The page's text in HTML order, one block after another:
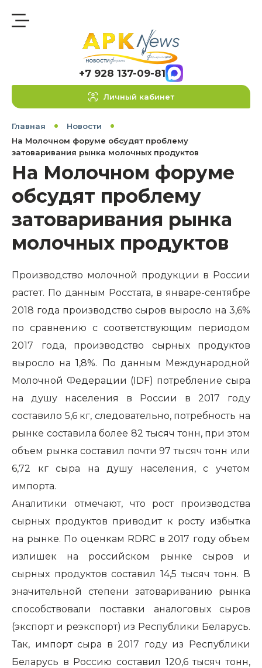
+7 928 137-09-81
Личный кабинет
Главная
Новости
На Молочном форуме обсудят проблему
затоваривания рынка молочных продуктов
На Молочном форуме
обсудят проблему
затоваривания рынка
молочных продуктов
Производство молочной продукции в России
растет. По данным Росстата, в январе-сентябре
2018 года производство сыров выросло на 3,6%
по сравнению с соответствующим периодом
2017 года, производство сырных продуктов
выросло на 1,8%. По данным Международной
Молочной Федерации (IDF) потребление сыра
на душу населения в России в 2017 году
составило 5,6 кг, следовательно, потребность на
рынке составила более 82 тысяч тонн, при этом
объем рынка составил почти 97 тысяч тонн или
6,72 кг сыра на душу населения, с учетом
импорта.
Аналитики отмечают, что рост производства
сырных продуктов приводит к росту избытка
на рынке. По оценкам RDRC в 2017 году объем
излишек на российском рынке сыров и
сырных продуктов составил 14,5 тысяч тонн. В
значительной степени затовариванию рынка
способствовали поставки аналоговых сыров
(экспорт и реэкспорт) из Республики Беларусь.
Так, импорт сыра в 2017 году из Республики
Беларусь в Россию составил 120,6 тысяч тонн,